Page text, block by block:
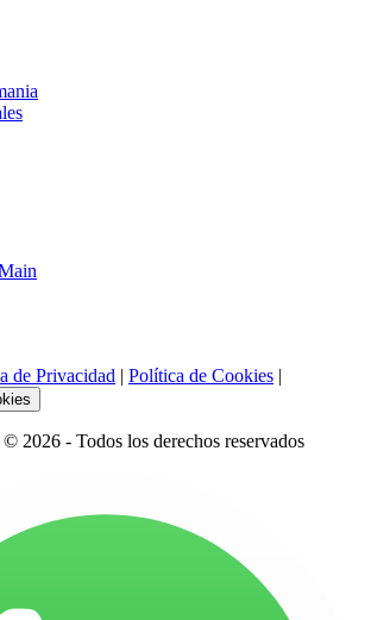
de Privacidad | Política de Cookies |
2026 - Todos los derechos reservados